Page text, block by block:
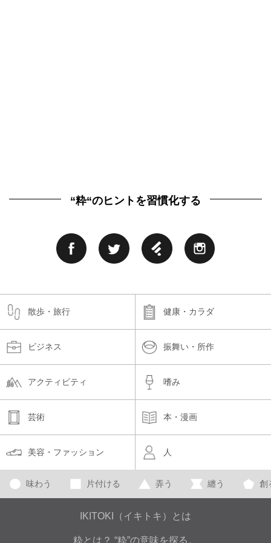
“粋“のヒントを習慣化する
散歩・旅行 健康・カラダ
ビジネス 振舞い・所作
アクティビティ 嗜み
芸術 本・漫画
美容・ファッション 人
味わう 片付ける 弄う 纏う 創
IKITOKI（イキトキ）とは
粋とは？ “粋”の意味を探る。